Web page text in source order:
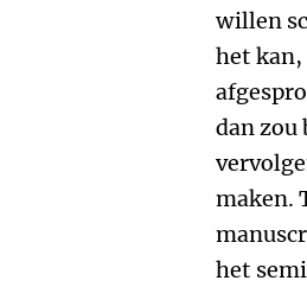
willen
het kan,
dan zou
maken.
het